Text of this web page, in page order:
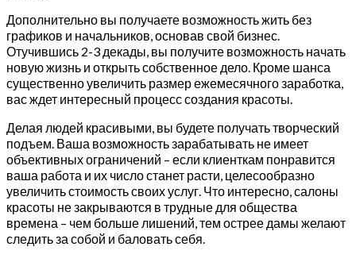
Дополнительно вы получаете возможность жить без
графиков и начальников, основав свой бизнес.
Отучившись 2-3 декады, вы получите возможность начать
новую жизнь и открыть собственное дело. Кроме шанса
существенно увеличить размер ежемесячного заработка,
вас ждет интересный процесс создания красоты.
Делая людей красивыми, вы будете получать творческий
подъем. Ваша возможность зарабатывать не имеет
объективных ограничений – если клиенткам понравится
ваша работа и их число станет расти, целесообразно
увеличить стоимость своих услуг. Что интересно, салоны
красоты не закрываются в трудные для общества
времена – чем больше лишений, тем острее дамы желают
следить за собой и баловать себя.